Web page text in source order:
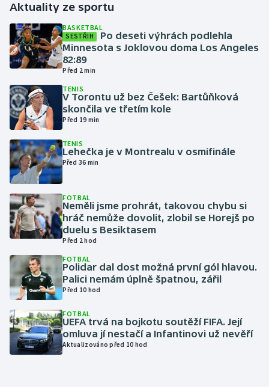
Gymnastika
Házená
Jezdectví
Judo
Krasobruslení
Lezení
Lyže a snowboard
Moderní pětiboj
Motorsport
Olympijské hry
Parasport
Plavání
Plážový volejbal
Aktuality ze sportu
BASKETBAL
SESTŘIH
Po deseti výhrách podlehla
Minnesota s Joklovou doma Los Angeles
82:89
Před 2 min
TENIS
V Torontu už bez Češek: Bartůňková
skončila ve třetím kole
Před 19 min
TENIS
Lehečka je v Montrealu v osmifinále
Před 36 min
FOTBAL
Neměli jsme prohrát, takovou chybu si
hráč nemůže dovolit, zlobil se Horejš po
duelu s Besiktasem
Před 2 hod
FOTBAL
Polidar dal dost možná první gól hlavou.
Palici nemám úplně špatnou, zářil
Před 10 hod
FOTBAL
UEFA trvá na bojkotu soutěží FIFA. Její
omluva jí nestačí a Infantinovi už nevěří
Aktualizováno před 10 hod